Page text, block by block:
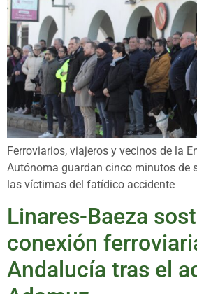
Ferroviarios, viajeros y vecinos de la
Autónoma guardan cinco minutos de
las víctimas del fatídico accidente
Linares-Baeza
conexión
Andalucía tras el